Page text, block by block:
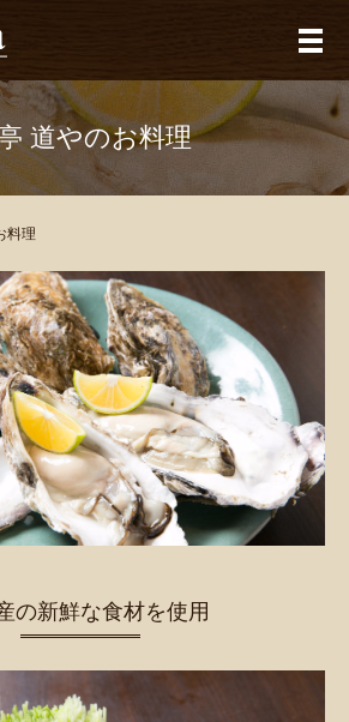
メ
道やのお料理
料理
の新鮮な食材を使用